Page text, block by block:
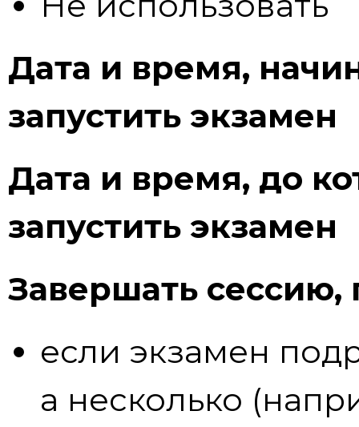
Дата и время,
запустить экзамен
Дата и время, до
запустить экзамен
Завершать сессию,
если экзамен
а несколько